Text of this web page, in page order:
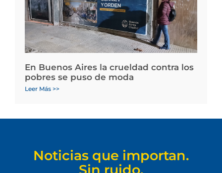
En Buenos Aires la crueldad contra los
pobres se puso de moda
Leer Más >>
Noticias que importan.
Sin ruido.